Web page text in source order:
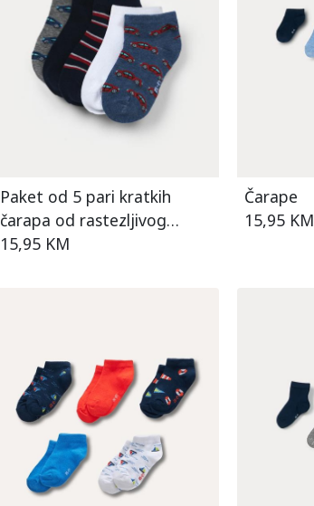
Paket od 5 pari kratkih
čarapa od rastezljivog
pamuka za dječake
15,95 KM
Čarape
15,95 KM